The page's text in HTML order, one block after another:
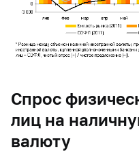
Спрос
лиц на
валюту